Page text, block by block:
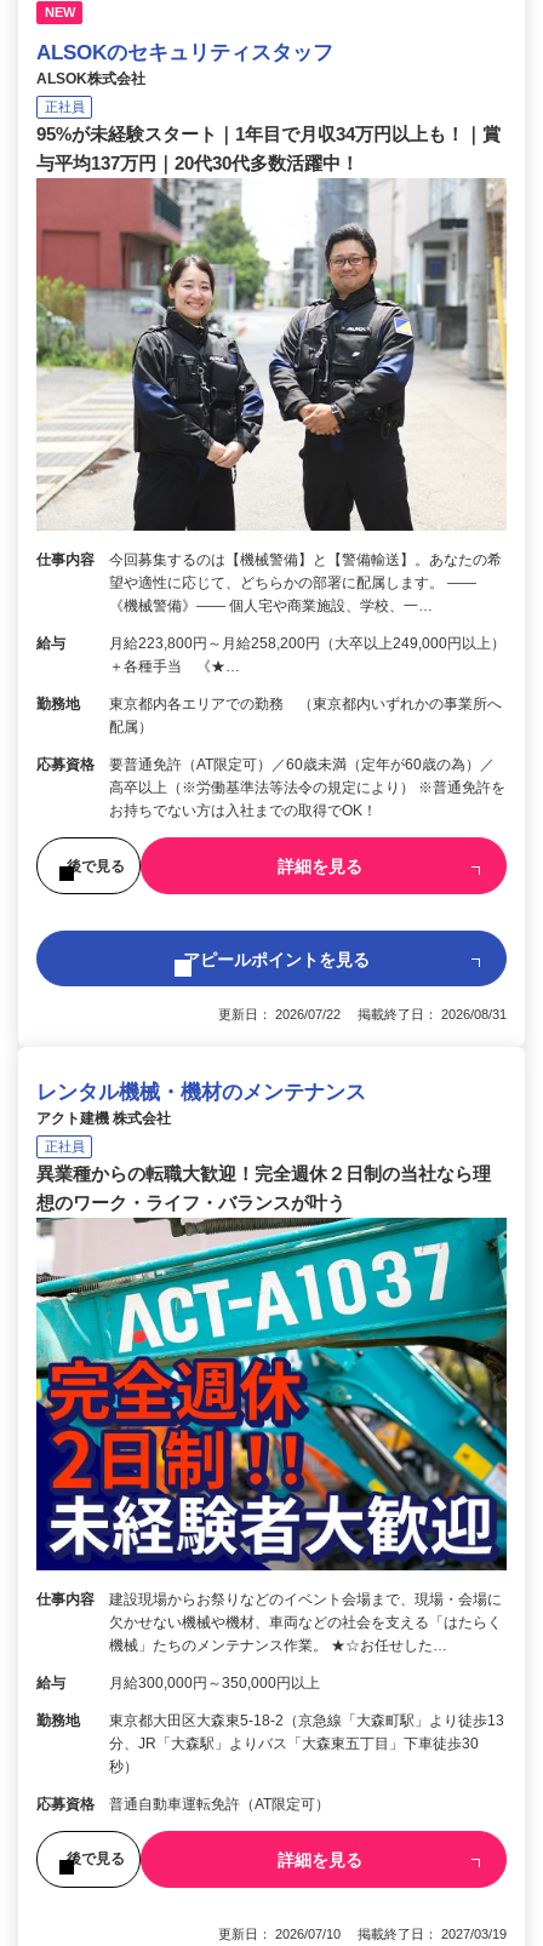
NEW
ALSOKのセキュリティスタッフ
ALSOK株式会社
正社員
95%が未経験スタート｜1年目で月収34万円以上も！｜賞
与平均137万円｜20代30代多数活躍中！
仕事内容
今回募集するのは【機械警備】と【警備輸送】。あなたの希
望や適性に応じて、どちらかの部署に配属します。 ――
《機械警備》―― 個人宅や商業施設、学校、一…
給与
月給223,800円～月給258,200円（大卒以上249,000円以上）
＋各種手当 《★…
勤務地
東京都内各エリアでの勤務 （東京都内いずれかの事業所へ
配属）
応募資格
要普通免許（AT限定可）／60歳未満（定年が60歳の為）／
高卒以上（※労働基準法等法令の規定により） ※普通免許を
お持ちでない方は入社までの取得でOK！
後で見る 詳細を見る
アピールポイントを見る
更新日： 2026/07/22 掲載終了日： 2026/08/31
レンタル機械・機材のメンテナンス
アクト建機 株式会社
正社員
異業種からの転職大歓迎！完全週休２日制の当社なら理
想のワーク・ライフ・バランスが叶う
仕事内容
建設現場からお祭りなどのイベント会場まで、現場・会場に
欠かせない機械や機材、車両などの社会を支える「はたらく
機械」たちのメンテナンス作業。 ★☆お任せした…
給与 月給300,000円～350,000円以上
勤務地
東京都大田区大森東5-18-2（京急線「大森町駅」より徒歩13
分、JR「大森駅」よりバス「大森東五丁目」下車徒歩30
秒）
応募資格 普通自動車運転免許（AT限定可）
後で見る 詳細を見る
更新日： 2026/07/10 掲載終了日： 2027/03/19